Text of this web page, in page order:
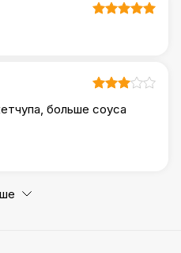
больше соуса